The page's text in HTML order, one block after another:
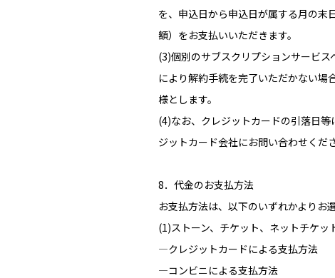
を、申込日から申込日が属する月の末
額）をお支払いいただきます。
(3)個別のサブスクリプションサービ
により解約手続を完了いただかない
様とします。
(4)なお、クレジットカードの引落日
ジットカード会社にお問い合わせくださ
8．代金のお支払方法
お支払方法は、以下のいずれかよりお
(1)ストーン、チケット、ネットチケッ
―クレジットカードによる支払方法
―コンビニによる支払方法